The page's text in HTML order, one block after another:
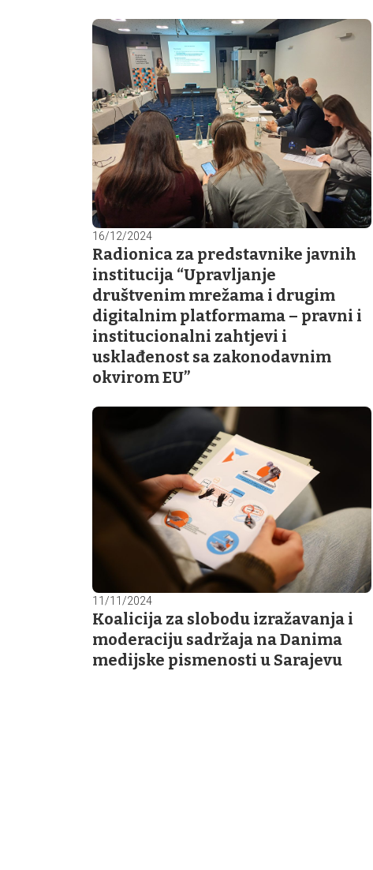
16/12/2024
Radionica za predstavnike javnih
institucija “Upravljanje
društvenim mrežama i drugim
digitalnim platformama – pravni i
institucionalni zahtjevi i
usklađenost sa zakonodavnim
okvirom EU”
11/11/2024
Koalicija za slobodu izražavanja i
moderaciju sadržaja na Danima
medijske pismenosti u Sarajevu